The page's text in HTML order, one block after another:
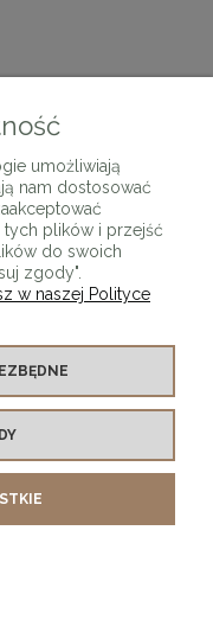
/ noga srebrna
umożliwiają
nam dostosować
tych plików i przejść
do swoich
zgody".
w naszej Polityce